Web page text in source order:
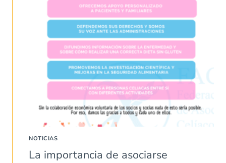
NOTICIAS
La importancia de asociarse